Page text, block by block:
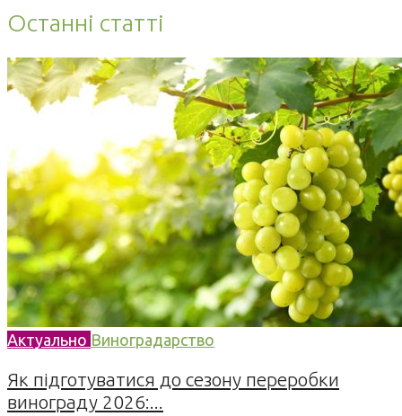
Останні статті
Актуально Виноградарство
Як підготуватися до сезону переробки
винограду 2026:...